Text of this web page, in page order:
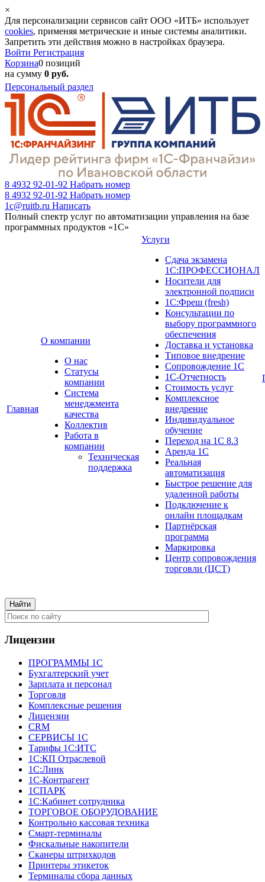
×
Для персонализации сервисов сайт ООО «ИТБ» использует
cookies, применяя метрические и иные системы аналитики.
Запретить эти действия можно в настройках браузера.
Войти Регистрация
Корзина0 позиций
на сумму 0 руб.
Персональный раздел
8 4932 92-01-92 Набрать номер
8 4932 92-01-92 Набрать номер
1c@ruitb.ru Написать
Полный спектр услуг по автоматизации управления на базе
программных продуктов «1С»
Главная
О компании
О нас
Cтатусы
компании
Система
менеджмента
качества
Коллектив
Работа в
компании
Техническая
поддержка
Услуги
Сдача экзамена
1С:ПРОФЕССИОНАЛ
Носители для
электронной подписи
1С:Фреш (fresh)
Консультации по
выбору программного
обеспечения
Доставка и установка
Типовое внедрение
Сопровождение 1С
1С-Отчетность
Стоимость услуг
Комплексное
внедрение
Индивидуальное
обучение
Переход на 1С 8.3
Аренда 1С
Реальная
автоматизация
Быстрое решение для
удаленной работы
Подключение к
онлайн площадкам
Партнёрская
программа
Маркировка
Центр сопровождения
торговли (ЦСТ)
Лицензии
ПРОГРАММЫ 1С
Бухгалтерский учет
Зарплата и персонал
Торговля
Комплексные решения
Лицензии
CRM
СЕРВИСЫ 1С
Тарифы 1С:ИТС
1С:КП Отраслевой
1С:Линк
1С-Контрагент
1СПАРК
1С:Кабинет сотрудника
ТОРГОВОЕ ОБОРУДОВАНИЕ
Контрольно кассовая техника
Смарт-терминалы
Фискальные накопители
Сканеры штрихкодов
Принтеры этикеток
Терминалы сбора данных